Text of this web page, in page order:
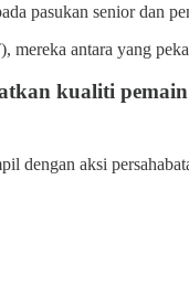
pasukan senior dan
antara yang
kualiti pemain
dengan aksi